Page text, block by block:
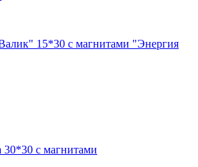
15*30 с магнитами "Энергия